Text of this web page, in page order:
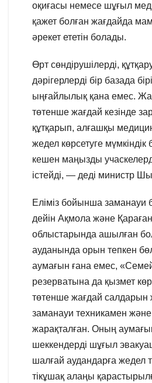
оқиғасы немесе шұғыл
қажет болған жағдайда
әрекет ететін болады.
Өрт сөндірушілерді,
дәрігерлерді бір базада
ыңғайлылық қана емес.
төтенше жағдай кезінде
құтқарып, алғашқы
жедел көрсетуге
кешен маңызды
істейді, — деді министр
Еліміз бойынша заманауи
дейін Ақмола және
облыстарында ашылған
ауданында орын тепкен
аумағын ғана емес,
резерватына да қызмет
төтенше жағдай салдарын
заманауи техникамен
жарақталған. Оның
шеккендерді шұғыл
шалғай аудандарға жедел
тікұшақ алаңы